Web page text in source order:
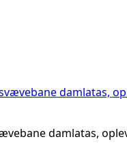
damlatas,